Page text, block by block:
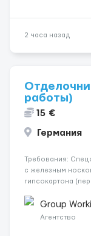
2 часа назад
работы)
15 €
Германия
Требования:
с железным
гипсокартона
малярных работ
Штукатурные
Group
Агентство